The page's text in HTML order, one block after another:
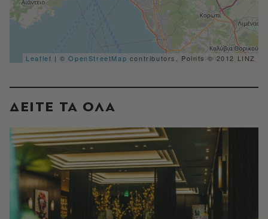
Leaflet | ©OpenStreetMap contributors, Points © 2012 LINZ
ΔΕΙΤΕ ΤΑ ΟΛΑ